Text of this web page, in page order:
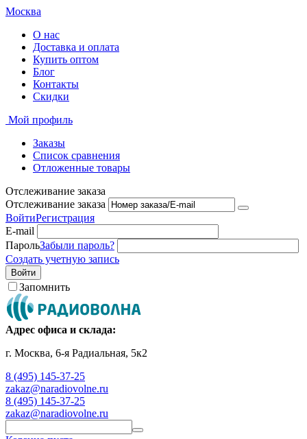
Москва
О нас
Доставка и оплата
Купить оптом
Блог
Контакты
Скидки
Мой профиль
Заказы
Список сравнения
Отложенные товары
Отслеживание заказа
Отслеживание заказа
ВойтиРегистрация
E-mail
ПарольЗабыли пароль?
Создать учетную запись
Войти
Запомнить
Адрес офиса и склада:
г. Москва, 6-я Радиальная, 5к2
8 (495) 145-37-25
zakaz@naradiovolne.ru
8 (495) 145-37-25
zakaz@naradiovolne.ru